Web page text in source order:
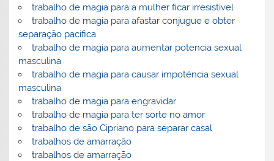
trabalho de magia para a mulher ficar irresistível
trabalho de magia para afastar conjugue e obter
separação pacifica
trabalho de magia para aumentar potencia sexual
masculina
trabalho de magia para causar impotência sexual
masculina
trabalho de magia para engravidar
trabalho de magia para ter sorte no amor
trabalho de são Cipriano para separar casal
trabalhos de amarração
trabalhos de amarração